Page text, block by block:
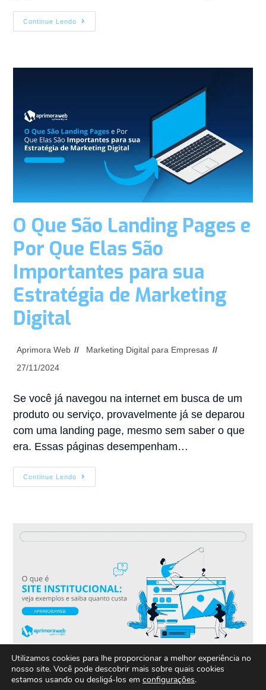
Continue Lendo
O Que São Landing Pages e
Por Que Elas São
Importantes para sua
Estratégia de Marketing
Digital
Aprimora Web
Marketing Digital para Empresas
27/11/2024
Se você já navegou na internet em busca de um
produto ou serviço, provavelmente já se deparou
com uma landing page, mesmo sem saber o que
era. Essas páginas desempenham…
Continue Lendo
O que é site institucional:
Utilizamos cookies para lhe proporcionar a melhor experiência no
nosso site. Você pode descobrir mais sobre quais cookies
estamos usando ou desligá-los em configurações.